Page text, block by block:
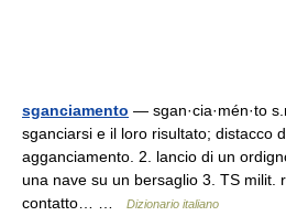
sganciamento — sgan·cia·mén·to
sganciarsi e il loro risultato; distacco
agganciamento. 2. lancio di un
una nave su un bersaglio 3. TS milit.
contatto… …
Dizionario italiano